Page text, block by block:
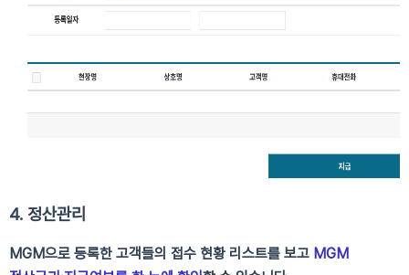
4. 정산관리
MGM으로 등록한 고객들의 접수 현황 리스트를 보고 MGM